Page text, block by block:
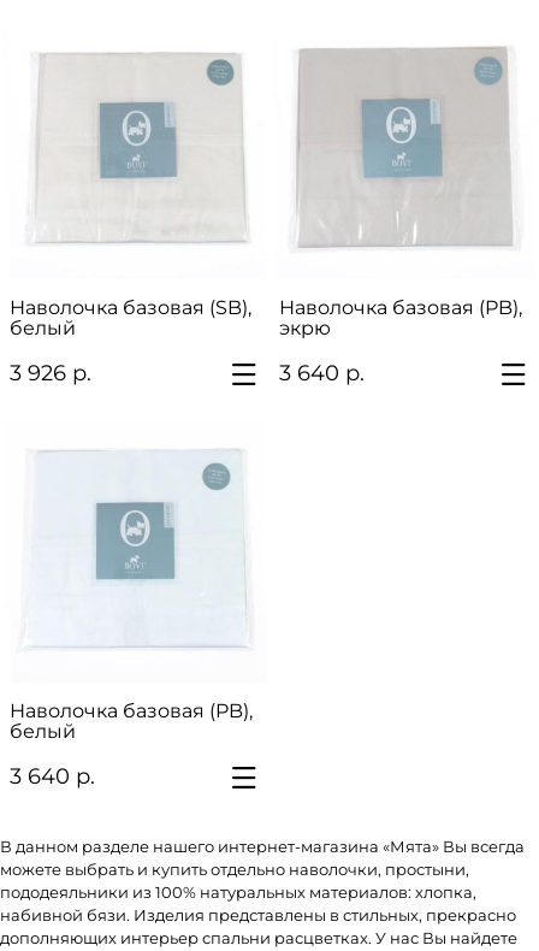
Наволочка базовая (SB),
белый
3 926 р.
Наволочка базовая (PB),
экрю
3 640 р.
Наволочка базовая (PB),
белый
3 640 р.
В данном разделе нашего интернет-магазина «Мята» Вы всегда
можете выбрать и купить отдельно наволочки, простыни,
пододеяльники из 100% натуральных материалов: хлопка,
набивной бязи. Изделия представлены в стильных, прекрасно
дополняющих интерьер спальни расцветках. У нас Вы найдете